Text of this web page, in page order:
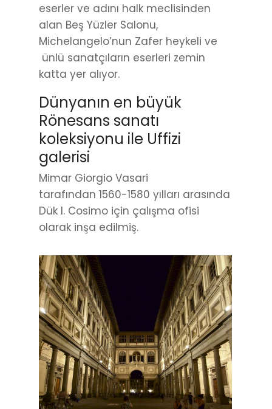
eserler ve adını halk meclisinden
alan Beş Yüzler Salonu,
Michelangelo’nun Zafer heykeli ve
ünlü sanatçıların eserleri zemin
katta yer alıyor.
Dünyanın en büyük
Rönesans sanatı
koleksiyonu ile Uffizi
galerisi
Mimar Giorgio Vasari
tarafından 1560-1580 yılları arasında
Dük I. Cosimo için çalışma ofisi
olarak inşa edilmiş.